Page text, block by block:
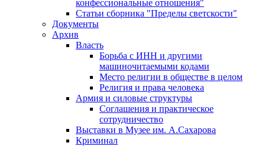
конфессиональные отношения"
Статьи сборника "Пределы светскости"
Документы
Архив
Власть
Борьба с ИНН и другими
машиночитаемыми кодами
Место религии в обществе в целом
Религия и права человека
Армия и силовые структуры
Соглашения и практическое
сотрудничество
Выставки в Музее им. А.Сахарова
Криминал